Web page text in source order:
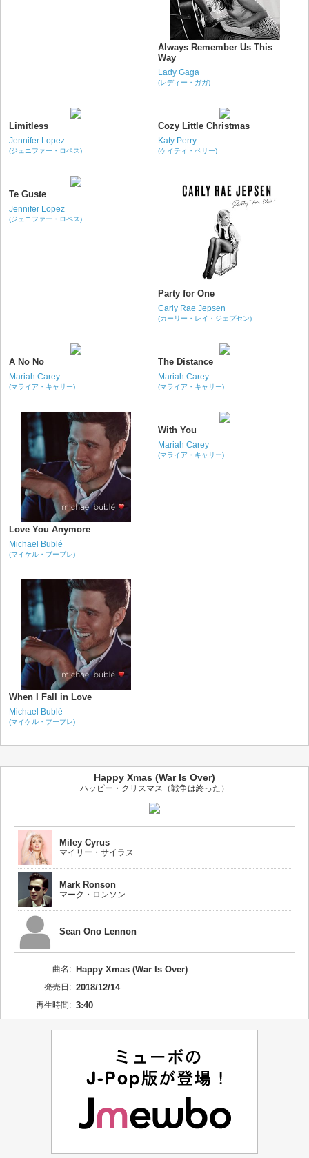
Always Remember Us This
Way
Lady Gaga
(レディー・ガガ)
Limitless
Jennifer Lopez
(ジェニファー・ロペス)
Cozy Little Christmas
Katy Perry
(ケイティ・ペリー)
Te Guste
Jennifer Lopez
(ジェニファー・ロペス)
Party for One
Carly Rae Jepsen
(カーリー・レイ・ジェプセン)
A No No
Mariah Carey
(マライア・キャリー)
The Distance
Mariah Carey
(マライア・キャリー)
Love You Anymore
Michael Bublé
(マイケル・ブーブレ)
With You
Mariah Carey
(マライア・キャリー)
When I Fall in Love
Michael Bublé
(マイケル・ブーブレ)
Happy Xmas (War Is Over)
ハッピー・クリスマス（戦争は終った）
Miley Cyrus
マイリー・サイラス
Mark Ronson
マーク・ロンソン
Sean Ono Lennon
曲名: Happy Xmas (War Is Over)
発売日: 2018/12/14
再生時間: 3:40